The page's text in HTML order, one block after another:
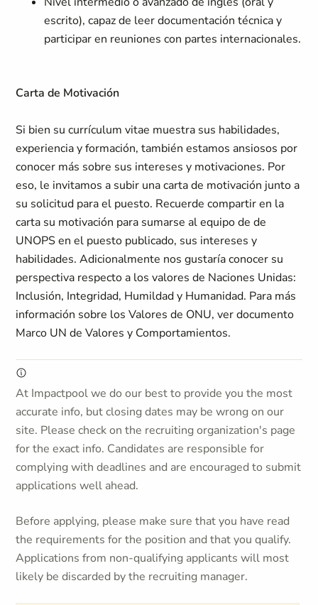
escrito), capaz de leer documentación técnica y
participar en reuniones con partes internacionales.
Carta de Motivación
Si bien su currículum vitae muestra sus habilidades,
experiencia y formación, también estamos ansiosos por
conocer más sobre sus intereses y motivaciones. Por
eso, le invitamos a subir una carta de motivación junto a
su solicitud para el puesto. Recuerde compartir en la
carta su motivación para sumarse al equipo de de
UNOPS en el puesto publicado, sus intereses y
habilidades. Adicionalmente nos gustaría conocer su
perspectiva respecto a los valores de Naciones Unidas:
Inclusión, Integridad, Humildad y Humanidad. Para más
información sobre los Valores de ONU, ver documento
Marco UN de Valores y Comportamientos.
At Impactpool we do our best to provide you the most
accurate info, but closing dates may be wrong on our
site. Please check on the recruiting organization's page
for the exact info. Candidates are responsible for
complying with deadlines and are encouraged to submit
applications well ahead.
Before applying, please make sure that you have read
the requirements for the position and that you qualify.
Applications from non-qualifying applicants will most
likely be discarded by the recruiting manager.